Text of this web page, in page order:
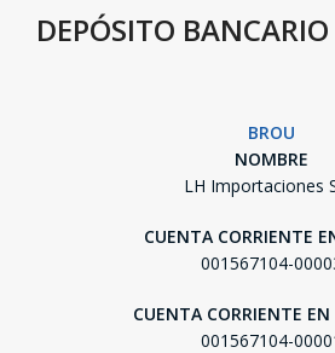
DEPÓSITO BANCARIO
BROU
NOMBRE
LH Importaciones
CUENTA CORRIENTE
001567104-
CUENTA CORRIENTE EN
001567104-